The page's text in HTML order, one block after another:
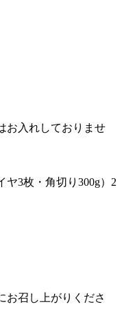
お入れしておりませ
3枚・角切り300g）2
お召し上がりくださ